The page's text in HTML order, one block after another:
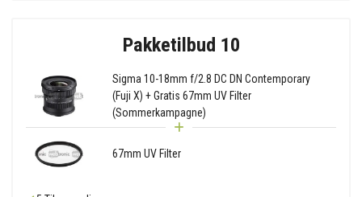
Pakketilbud 10
Sigma 10-18mm f/2.8 DC DN Contemporary
(Fuji X) + Gratis 67mm UV Filter
(Sommerkampagne)
67mm UV Filter